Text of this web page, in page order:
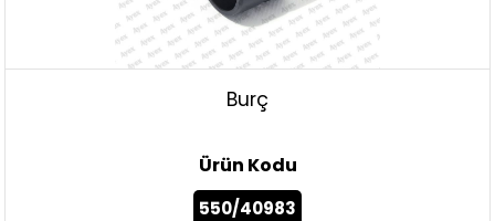
Burç
Ürün Kodu
550/40983